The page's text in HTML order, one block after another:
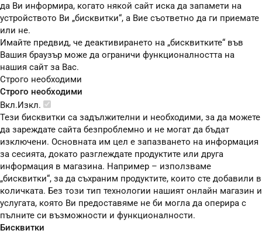
да Ви информира, когато някой сайт иска да запамети на
устройството Ви „бисквитки“, а Вие съответно да ги приемате
или не.
Имайте предвид, че деактивирането на „бисквитките“ във
Вашия браузър може да ограничи функционалността на
нашия сайт за Вас.
Строго необходими
Строго необходими
Вкл.Изкл.
Тези бисквитки са задължителни и необходими, за да можете
да зареждате сайта безпроблемно и не могат да бъдат
изключени. Основната им цел е запазването на информация
за сесията, докато разглеждате продуктите или друга
информация в магазина. Например – използваме
„бисквитки“, за да съхраним продуктите, които сте добавили в
количката. Без този тип технологии нашият онлайн магазин и
услугата, която Ви предоставяме не би могла да оперира с
пълните си възможности и функционалности.
Бисквитки